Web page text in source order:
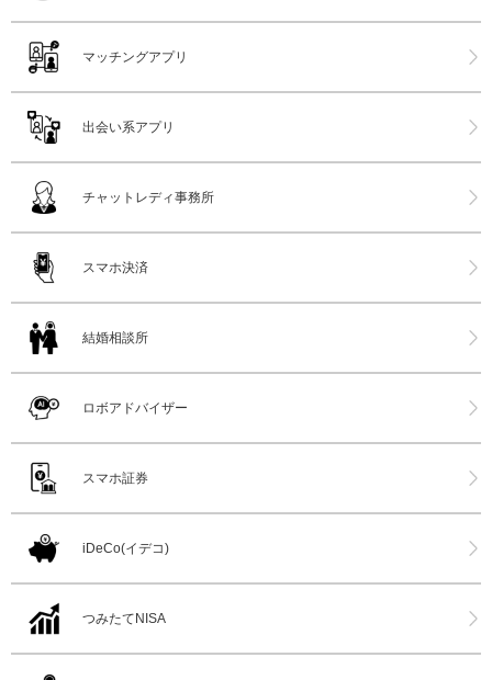
マッチングアプリ
出会い系アプリ
チャットレディ事務所
スマホ決済
結婚相談所
ロボアドバイザー
スマホ証券
iDeCo(イデコ)
つみたてNISA